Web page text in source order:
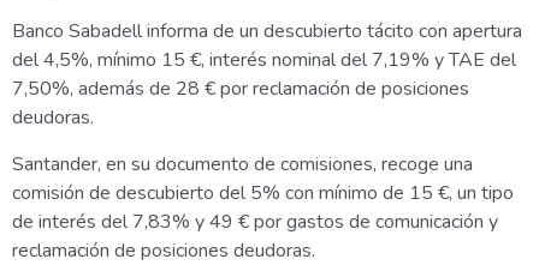
Banco Sabadell informa de un descubierto tácito con apertura
del 4,5%, mínimo 15 €, interés nominal del 7,19% y TAE del
7,50%, además de 28 € por reclamación de posiciones
deudoras.
Santander, en su documento de comisiones, recoge una
comisión de descubierto del 5% con mínimo de 15 €, un tipo
de interés del 7,83% y 49 € por gastos de comunicación y
reclamación de posiciones deudoras.